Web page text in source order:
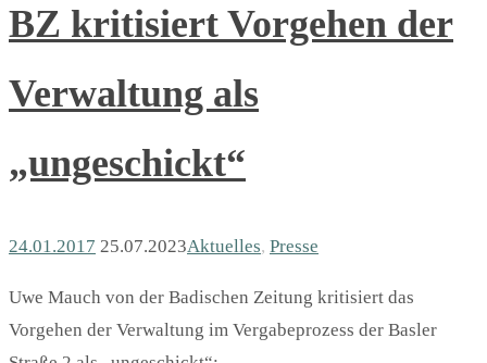
BZ kritisiert Vorgehen der
Verwaltung als
„ungeschickt“
24.01.2017 25.07.2023Aktuelles, Presse
Uwe Mauch von der Badischen Zeitung kritisiert das
Vorgehen der Verwaltung im Vergabeprozess der Basler